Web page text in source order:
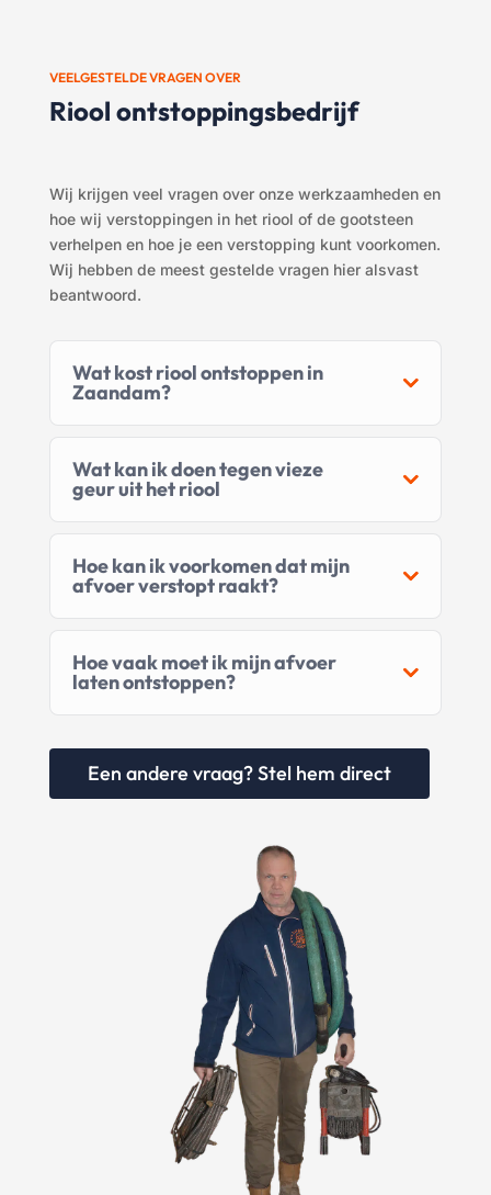
VEELGESTELDE VRAGEN OVER
Riool ontstoppingsbedrijf
Wij krijgen veel vragen over onze werkzaamheden en
hoe wij verstoppingen in het riool of de gootsteen
verhelpen en hoe je een verstopping kunt voorkomen.
Wij hebben de meest gestelde vragen hier alsvast
beantwoord.
Wat kost riool ontstoppen in
Zaandam?
Wat kan ik doen tegen vieze
geur uit het riool
Hoe kan ik voorkomen dat mijn
afvoer verstopt raakt?
Hoe vaak moet ik mijn afvoer
laten ontstoppen?
Een andere vraag? Stel hem direct